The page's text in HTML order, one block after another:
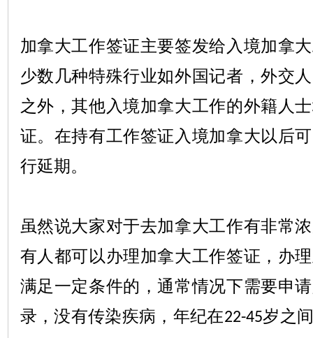
加拿大工作签证主要签发给入境加拿
少数几种特殊行业如外国记者，外交
之外，其他入境加拿大工作的外籍人
证。在持有工作签证入境加拿大以后
行延期。
虽然说大家对于去加拿大工作有非常
有人都可以办理加拿大工作签证，办
满足一定条件的，通常情况下需要申
录，没有传染疾病，年纪在22-45岁之